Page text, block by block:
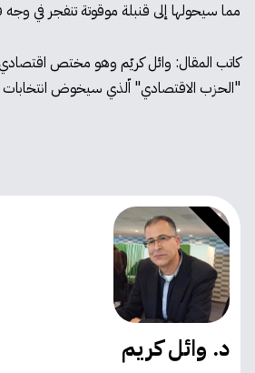
مما سيحولها إلى قنبلة موقوتة تنفجر في وجه
كاتب المقال: وائل كريّم وهو مختص
"الحزب الاقتصادي" اّلذي سيخوض انتخابات آذار
د. وائل كريم